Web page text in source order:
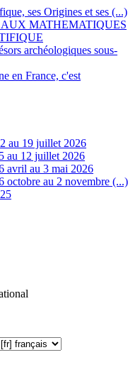
ses Origines et ses (...)
MATHEMATIQUES
archéologiques sous-
en France, c'est
au 19 juillet 2026
au 12 juillet 2026
avril au 3 mai 2026
octobre au 2 novembre (...)